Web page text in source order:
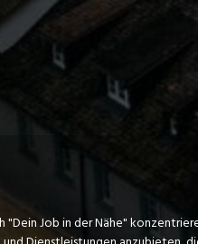
"Dein Job in der Nähe"